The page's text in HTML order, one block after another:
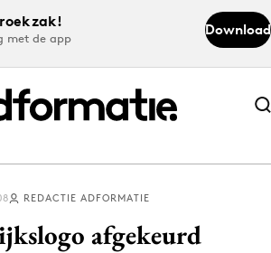
met de app
Download
Abonneer nu
Abonneer nu
REDACTIE ADFORMATIE
afgekeurd